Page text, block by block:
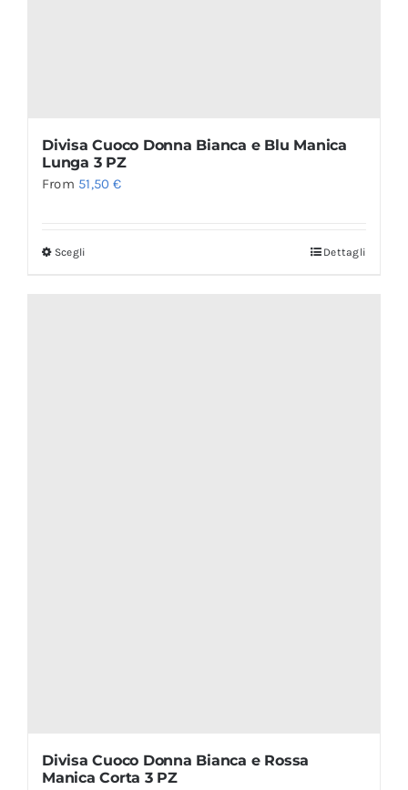
Divisa Cuoco Donna Bianca e Blu Manica
Lunga 3 PZ
From 51,50€
Scegli Dettagli
Divisa Cuoco Donna Bianca e Rossa
Manica Corta 3 PZ